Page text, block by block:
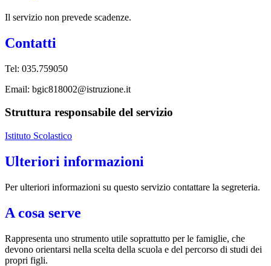
Il servizio non prevede scadenze.
Contatti
Tel: 035.759050
Email: bgic818002@istruzione.it
Struttura responsabile del servizio
Istituto Scolastico
Ulteriori informazioni
Per ulteriori informazioni su questo servizio contattare la segreteria.
A cosa serve
Rappresenta uno strumento utile soprattutto per le famiglie, che
devono orientarsi nella scelta della scuola e del percorso di studi dei
propri figli.